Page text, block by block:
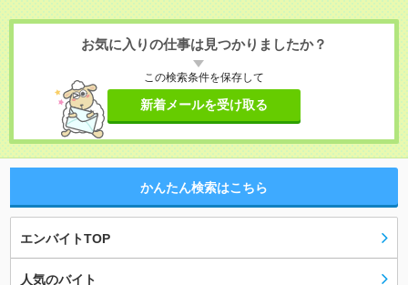
お気に入りの仕事は見つかりましたか？
この検索条件を保存して
新着メールを受け取る
かんたん検索はこちら
エンバイトTOP
人気のバイト